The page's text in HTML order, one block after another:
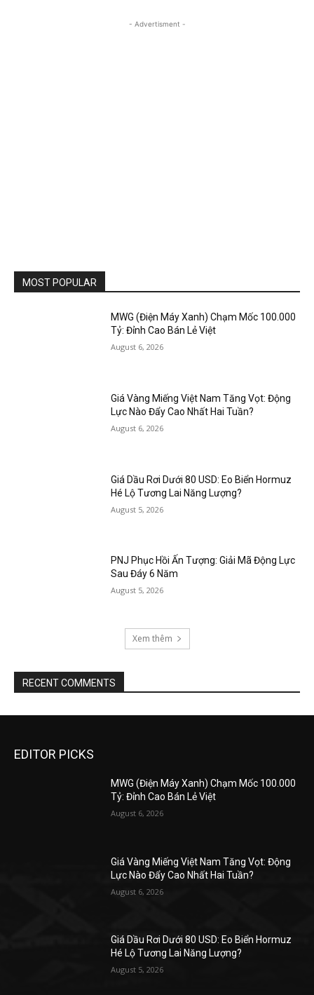
- Advertisment -
MOST POPULAR
MWG (Điện Máy Xanh) Chạm Mốc 100.000
Tỷ: Đỉnh Cao Bán Lẻ Việt
August 6, 2026
Giá Vàng Miếng Việt Nam Tăng Vọt: Động
Lực Nào Đẩy Cao Nhất Hai Tuần?
August 6, 2026
Giá Dầu Rơi Dưới 80 USD: Eo Biển Hormuz
Hé Lộ Tương Lai Năng Lượng?
August 5, 2026
PNJ Phục Hồi Ấn Tượng: Giải Mã Động Lực
Sau Đáy 6 Năm
August 5, 2026
Xem thêm
RECENT COMMENTS
EDITOR PICKS
MWG (Điện Máy Xanh) Chạm Mốc 100.000
Tỷ: Đỉnh Cao Bán Lẻ Việt
August 6, 2026
Giá Vàng Miếng Việt Nam Tăng Vọt: Động
Lực Nào Đẩy Cao Nhất Hai Tuần?
August 6, 2026
Giá Dầu Rơi Dưới 80 USD: Eo Biển Hormuz
Hé Lộ Tương Lai Năng Lượng?
August 5, 2026